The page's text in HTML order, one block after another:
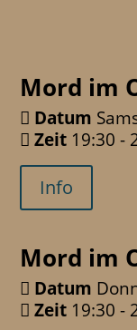
Mord im
Datum
Zeit 19:30 -
Info
Mord im
Datum
Zeit 19:30 -